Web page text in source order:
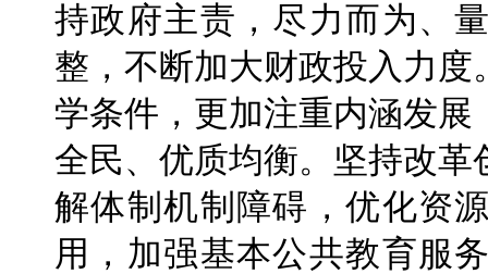
持政府主责，尽力而为、
整，不断加大财政投入力
学条件，更加注重内涵发
全民、优质均衡。坚持改
解体制机制障碍，优化资
用，加强基本公共教育服